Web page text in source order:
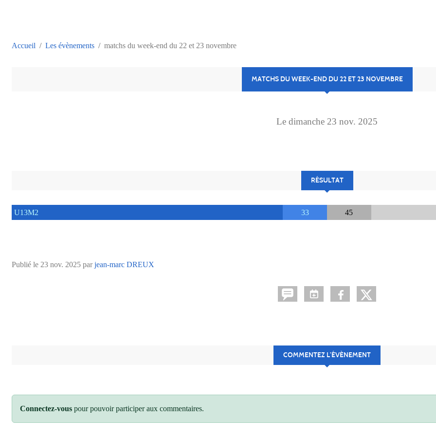
Accueil Les évènements matchs du week-end du 22 et 23 novembre
MATCHS DU WEEK-END DU 22 ET 23 NOVEMBRE
Le dimanche 23 nov. 2025
RÉSULTAT
U13M2 33 45
Publié le 23 nov. 2025 parjean-marc DREUX
COMMENTEZ L’ÉVÈNEMENT
Connectez-vous pour pouvoir participer aux commentaires.